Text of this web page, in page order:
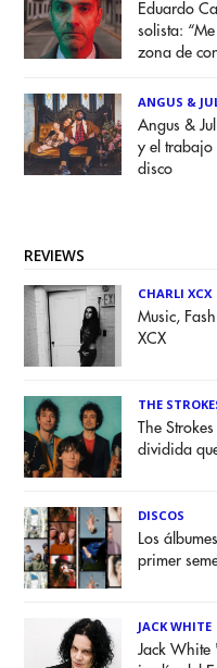
Eduardo
solista:
zona de
ANGUS &
Angus &
y el trabajo
disco
REVIEWS
CHARLI XCX
Music,
XCX
THE
The
dividida
DISCOS
Los
primer
JACK WHITE
Jack White